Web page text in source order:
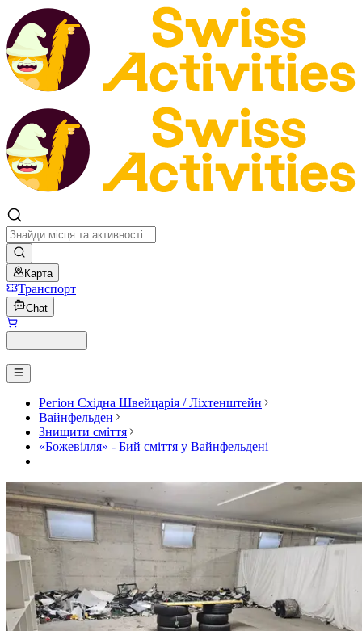
Карта
Транспорт
Chat
Регіон Східна Швейцарія / Ліхтенштейн
Вайнфельден
Знищити сміття
«Божевілля» - Бий сміття у Вайнфельдені